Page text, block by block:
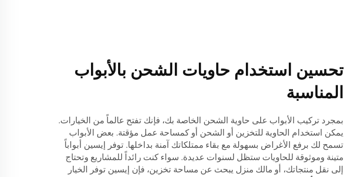
تحسين استخدام حاويات الشحن بالأبواب
المناسبة
بمجرد تركيب الأبواب على حاوية الشحن الخاصة بك، فإنك تفتح عالماً من الخيارات.
يمكن استخدام الحاوية للتخزين أو الشحن أو كمساحة عمل مؤقتة. بعض الأبواب
تسمح لك برفع الأغراض بسهولة مع بقاء ممتلكاتك آمنة بداخلها. توفر إيسين أبواباً
متينة وموثوقة للحاويات ستظل لسنوات عديدة. سواء كنت رائداً للمشاريع وتحتاج
إلى نقل منتجاتك، أو مالك منزل يبحث عن مساحة تخزين، فإن إيسين توفر الخيار